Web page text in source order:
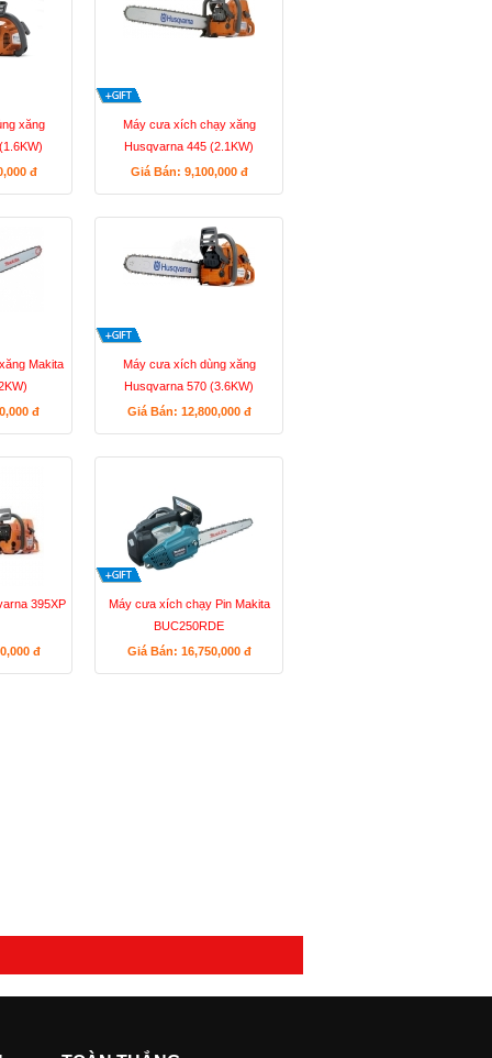
xăng
đ
Máy cưa xích chạy xăng
Husqvarna 445 (2.1KW)
Giá Bán: 9,100,000 đ
Makita
đ
Máy cưa xích dùng xăng
Husqvarna 570 (3.6KW)
Giá Bán: 12,800,000 đ
395XP
đ
Máy cưa xích chạy Pin Makita
BUC250RDE
Giá Bán: 16,750,000 đ